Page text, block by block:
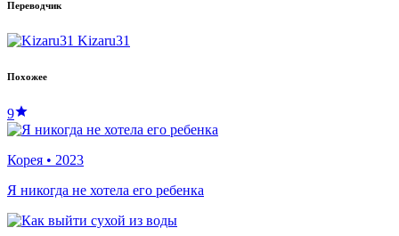
Переводчик
Kizaru31
Похожее
9
Корея • 2023
Я никогда не хотела его ребенка